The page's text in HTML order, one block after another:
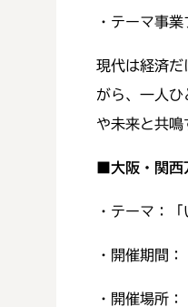
・テーマ事
現代は経済だ
がら、一人
や未来と共
大阪・関
・テーマ：
・開催期間
・開催場所